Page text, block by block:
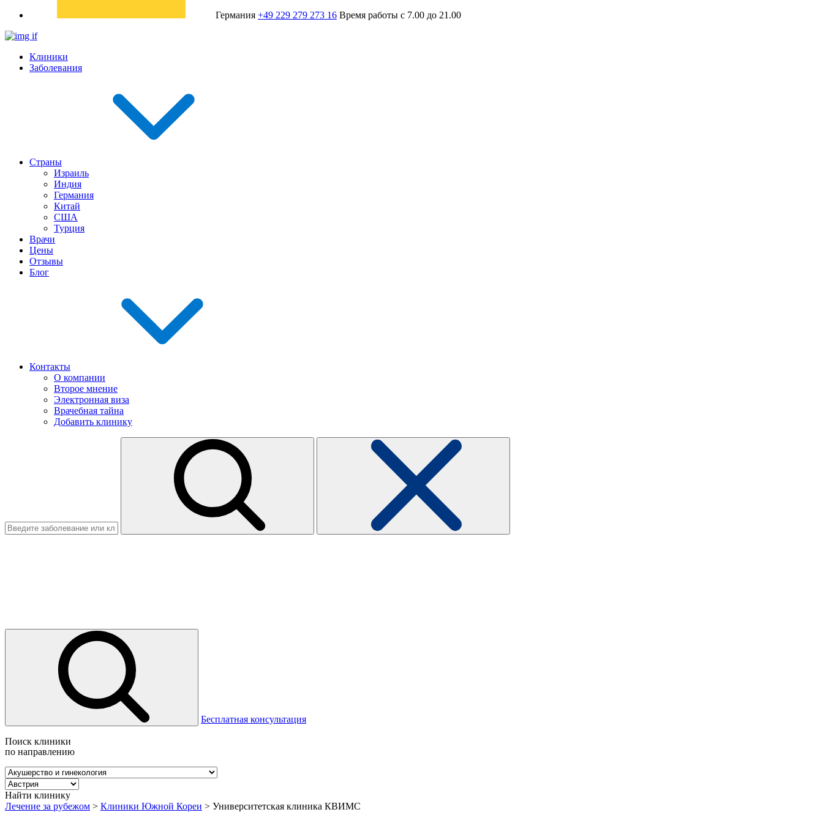
Германия +49 229 279 273 16 Время работы с 7.00 до 21.00
Клиники
Заболевания
Страны
Израиль
Индия
Германия
Китай
США
Турция
Врачи
Цены
Отзывы
Блог
Контакты
О компании
Второе мнение
Электронная виза
Врачебная тайна
Добавить клинику
Бесплатная консультация
Поиск клиники
по направлению
Найти клинику
Лечение за рубежом > Клиники Южной Кореи > Университетская клиника КВИМС